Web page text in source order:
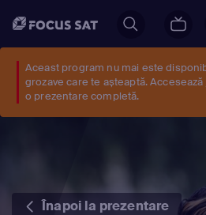
Aceast program nu mai este
grozave care te așteaptă. Accesează
o prezentare completă.
Înapoi la prezentare